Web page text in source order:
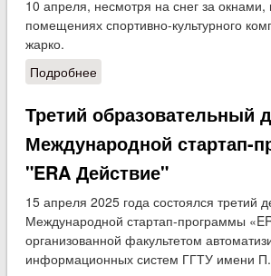
10 апреля, несмотря на снег за окнами,
помещениях спортивно-культурного
жарко.
Подробнеео Спортивный праздник 2025
Третий образовательный
Международной стартап-
"ERA Действие"
15 апреля 2025 года состоялся третий
Международной стартап-программы
организованной факультетом
информационных систем ГГТУ имени